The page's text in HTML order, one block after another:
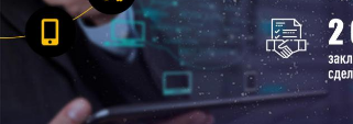
Смотреть проект